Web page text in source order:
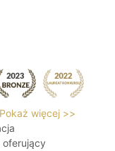
Pokaż więcej >>